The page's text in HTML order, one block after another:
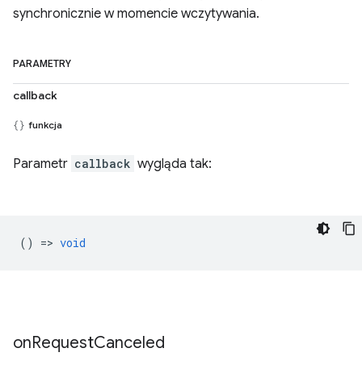
synchronicznie w momencie wczytywania.
PARAMETRY
callback
funkcja
Parametr callback wygląda tak:
() => void
onRequestCanceled